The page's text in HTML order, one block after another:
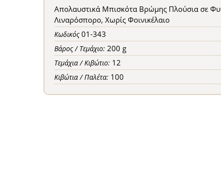
Απολαυστικά Μπισκότα Βρώμης Πλούσια σε
Λιναρόσπορο, Χωρίς Φοινικέλαιο
Κωδικός 01-343
Βάρος / Τεμάχιο: 200 g
Τεμάχια / Κιβώτιο: 12
Κιβώτια / Παλέτα: 100